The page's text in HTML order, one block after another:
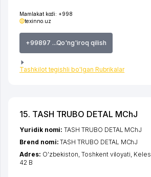
Mamlakat kodi: +998
texinno.uz
+99897 ...Qo'ng'iroq qilish
Tashkilot tegishli bo'lgan Rubrikalar
15. TASH TRUBO DETAL MChJ
Yuridik nomi:TASH TRUBO DETAL MChJ
Brend nomi:TASH TRUBO DETAL MChJ
Adres: O'zbekiston,Toshkent viloyati, Keles
42 B